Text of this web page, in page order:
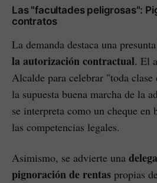
Las "facultades peligrosas":
contratos
La demanda destaca una presunta
la autorización contractual. El
Alcalde para celebrar "toda
la supuesta buena marcha de la
se interpreta como un cheque en
las competencias legales.
Asimismo, se advierte una
pignoración de rentas propias